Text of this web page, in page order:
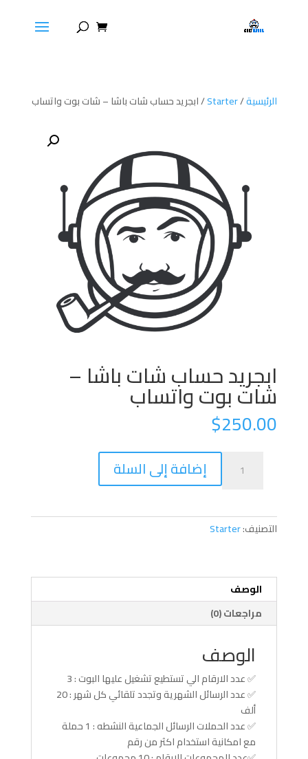
الرئيسية/
Starter/ ابجريد حساب شات باشا – شات بوت واتساب
ابجريد حساب شات باشا –
شات بوت واتساب
$250.00
ابجريد
باشا
-
واتساب
إضافة إلى السلة
التصنيف:Starter
الوصف
مراجعات (0)
الوصف
✅ عدد الارقام الي تستطيع تشغيل عليها البوت : 3
✅ عدد الرسائل الشهرية وتجدد تلقائي كل شهر : 20
ألف
✅ عدد الحملات الرسائل الجماعية النشطه : 1 حملة
مع امكانية استخدام اكثر من رقم